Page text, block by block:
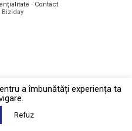
· Contact
a îmbunătăți experiența ta
Refuz